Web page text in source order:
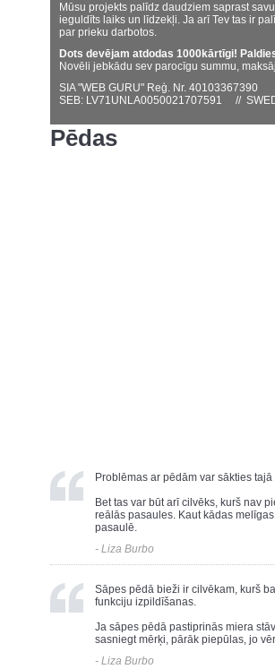
Mūsu projekts palīdz daudziem saprast
ieguldīts laiks un līdzekļi. Ja arī Tev tas ir
par prieku darbotos.
Dots devējam atdodas 1000kārtīgi!
Novēli jebkādu sev parocīgu summu,
SIA "WEB GURU" Reģ. Nr. 40103367390
SEB: LV71UNLA0050021707591 //
Pēdas
Problēmas ar pēdām var sākties
Bet tas var būt arī cilvēks, kurš nav
reālās pasaules. Kaut kādas
pasaulē.
- Liza Burbo
Sāpes pēdā bieži ir cilvēkam, kurš
funkciju izpildīšanas.
Ja sāpes pēdā pastiprinās miera
sasniegt mērķi, pārāk piepūlas, jo
- Liza Burbo